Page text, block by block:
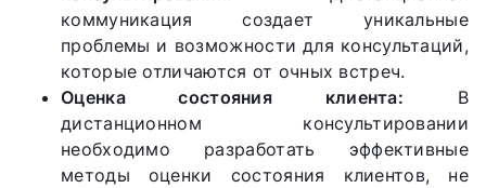
коммуникация создает уникальные
проблемы и возможности для консультаций,
которые отличаются от очных встреч.
Оценка состояния клиента: В
дистанционном консультировании
необходимо разработать эффективные
методы оценки состояния клиентов, не